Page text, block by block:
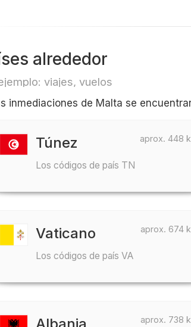
alrededor
viajes, vuelos
inmediaciones de Malta se
aprox. 448
Túnez
Los códigos de país TN
aprox. 674
Vaticano
Los códigos de país VA
aprox. 738